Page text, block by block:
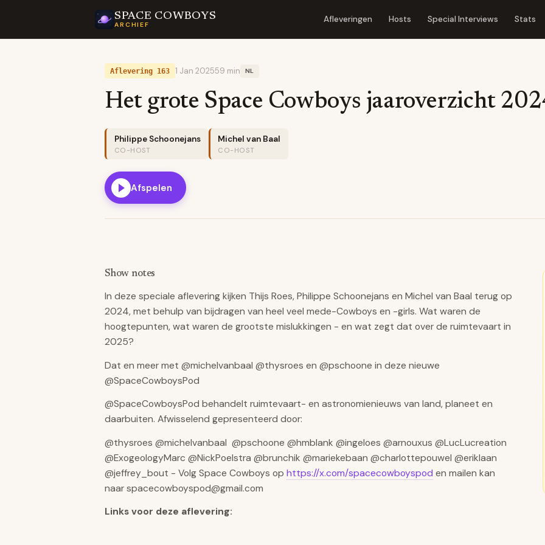
SPACE COWBOYS
ARCHIEF
Afleveringen Hosts Special Interviews Stats
Aflevering 163 1 Jan 202559 min NL
Het grote Space Cowboys jaaroverzicht
Philippe Schoonejans
CO-HOST
Michel van Baal
CO-HOST
Afspelen
Show notes
In deze speciale aflevering kijken Thijs Roes, Philippe Schoonejans en Michel van Baal terug op
2024, met behulp van bijdragen van heel veel mede-Cowboys en -girls. Wat waren de
hoogtepunten, wat waren de grootste mislukkingen - en wat zegt dat over de ruimtevaart in
2025?
Dat en meer met @michelvanbaal @thysroes en @pschoone in deze nieuwe
@SpaceCowboysPod
@SpaceCowboysPod behandelt ruimtevaart- en astronomienieuws van land, planeet en
daarbuiten. Afwisselend gepresenteerd door:
@thysroes @michelvanbaal @pschoone @hmblank @ingeloes @arnouxus @LucLucreation
@ExogeologyMarc @NickPoelstra @brunchik @mariekebaan @charlottepouwel @eriklaan
@jeffrey_bout - Volg Space Cowboys op https://x.com/spacecowboyspod en mailen kan
naar spacecowboyspod@gmail.com
Links voor deze aflevering: